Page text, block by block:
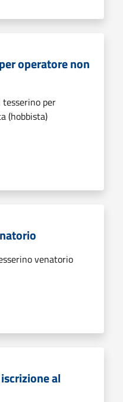
operatore non
tesserino per
(hobbista)
venatorio
al